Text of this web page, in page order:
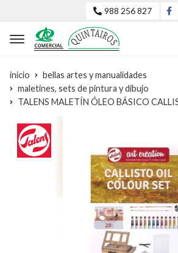
988 256 827
inicio
bellas artes y manualidades
maletines, sets de pintura y dibujo
TALENS MALETÍN ÓLEO BÁSICO